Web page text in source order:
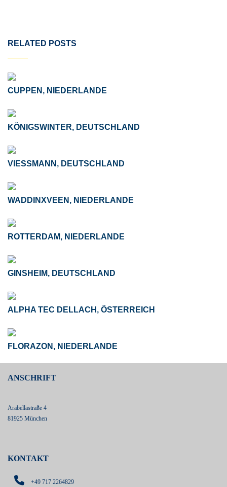
RELATED POSTS
CUPPEN, NIEDERLANDE
KÖNIGSWINTER, DEUTSCHLAND
VIESSMANN, DEUTSCHLAND
WADDINXVEEN, NIEDERLANDE
ROTTERDAM, NIEDERLANDE
GINSHEIM, DEUTSCHLAND
ALPHA TEC DELLACH, ÖSTERREICH
FLORAZON, NIEDERLANDE
ANSCHRIFT
Arabellastraße 4
81925 München
KONTAKT
+49 717 2264829